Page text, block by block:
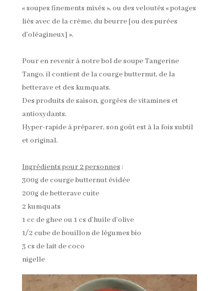
« soupes finements mixés », ou des veloutés « potages
liés avec de la crème, du beurre [ou des purées
d’oléagineux] ».
Pour en revenir à notre bol de soupe Tangerine
Tango, il contient de la courge butternut, de la
betterave et des kumquats.
Des produits de saison, gorgées de vitamines et
antioxydants.
Hyper-rapide à préparer, son goût est à la fois subtil
et original.
Ingrédients pour 2 personnes :
300g de courge butternut évidée
200g de betterave cuite
2 kumquats
1 cc de ghee ou 1 cs d’huile d’olive
1/2 cube de bouillon de légumes bio
3 cs de lait de coco
nigelle